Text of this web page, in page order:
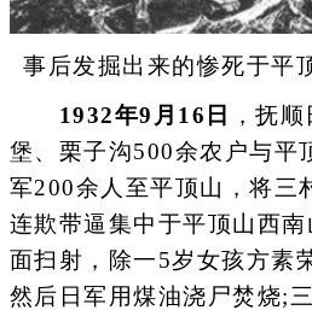
事后发掘出来的惨死于平
1932年9月16日
，抚
堡、栗子沟500余农户与平
军200余人至平顶山，将三
连欺带逼集中于平顶山西
面扫射，除一5岁女孩方素
然后日军用煤油浇尸焚烧;